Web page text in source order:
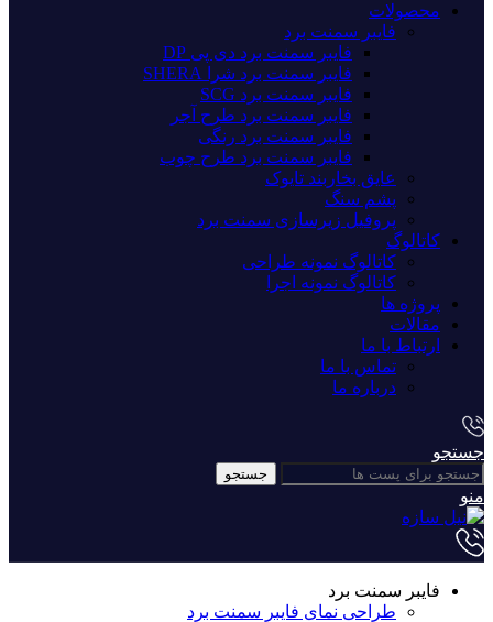
محصولات
فایبر سمنت برد
فایبر سمنت برد دی پی DP
فایبر سمنت برد شرا SHERA
فایبر سمنت برد SCG
فایبر سمنت برد طرح آجر
فایبر سمنت برد رنگی
فایبر سمنت برد طرح چوب
عایق بخاربند تایوک
پشم سنگ
پروفیل زیرسازی سمنت برد
کاتالوگ
کاتالوگ نمونه طراحی
کاتالوگ نمونه اجرا
پروژه ها
مقالات
ارتباط با ما
تماس با ما
درباره ما
جستجو
جستجو
منو
فایبر سمنت برد
طراحی نمای فایبر سمنت برد